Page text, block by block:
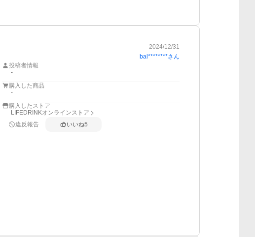
2024/12/31
bal********さん
投稿者情報
-
購入した商品
-
購入したストア
LIFEDRINKオンラインストア
違反報告
いいね5